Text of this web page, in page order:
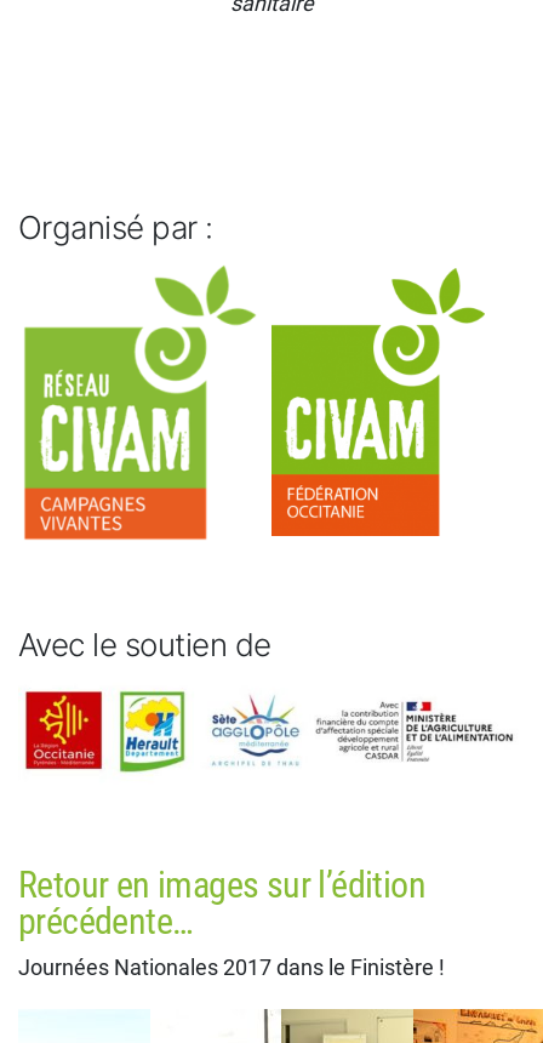
Organisé par :
Avec le soutien de
Retour en images sur l’édition
précédente…
Journées Nationales 2017 dans le Finistère !